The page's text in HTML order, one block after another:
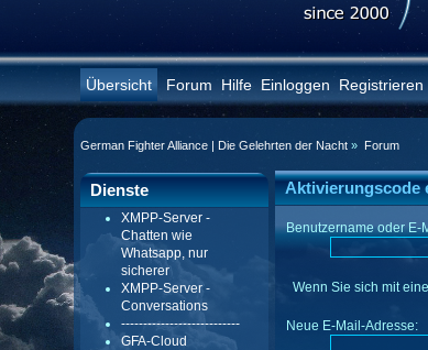
Übersicht Forum Hilfe Einloggen Registrieren
German Fighter Alliance | Die Gelehrten der Nacht » Forum
Dienste
XMPP-Server -
Chatten wie
Whatsapp, nur
sicherer
XMPP-Server -
Conversations
---------------------------
GFA-Cloud
Aktivierungscode
Benutzername oder E-
Wenn Sie sich mit
Neue E-Mail-Adresse: